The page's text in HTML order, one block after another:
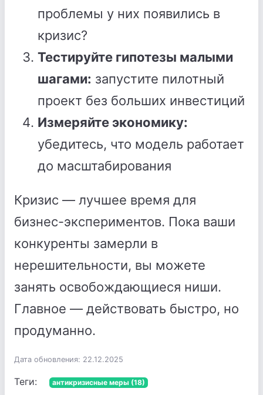
проблемы у них появились в
кризис?
Тестируйте гипотезы малыми
шагами: запустите пилотный
проект без больших инвестиций
Измеряйте экономику:
убедитесь, что модель работает
до масштабирования
Кризис — лучшее время для
бизнес-экспериментов. Пока ваши
конкуренты замерли в
нерешительности, вы можете
занять освобождающиеся ниши.
Главное — действовать быстро, но
продуманно.
Дата обновления: 22.12.2025
Теги: антикризисные меры (18)